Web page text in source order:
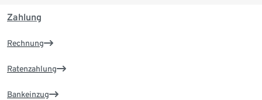
Zahlung
Rechnung
Ratenzahlung
Bankeinzug